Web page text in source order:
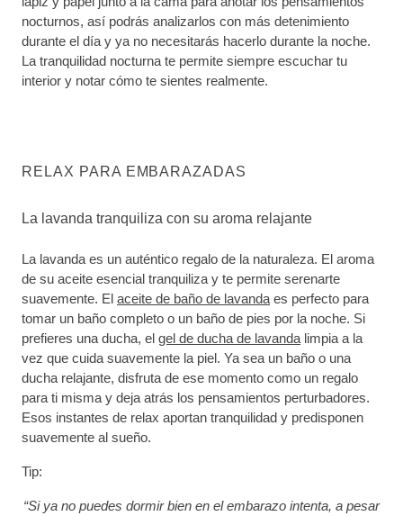
nocturnos, así podrás analizarlos con más detenimiento
durante el día y ya no necesitarás hacerlo durante la noche.
La tranquilidad nocturna te permite siempre escuchar tu
interior y notar cómo te sientes realmente.
RELAX PARA EMBARAZADAS
La lavanda tranquiliza con su aroma relajante
La lavanda es un auténtico regalo de la naturaleza. El aroma
de su aceite esencial tranquiliza y te permite serenarte
suavemente. El aceite de baño de lavanda es perfecto para
tomar un baño completo o un baño de pies por la noche. Si
prefieres una ducha, el gel de ducha de lavanda limpia a la
vez que cuida suavemente la piel. Ya sea un baño o una
ducha relajante, disfruta de ese momento como un regalo
para ti misma y deja atrás los pensamientos perturbadores.
Esos instantes de relax aportan tranquilidad y predisponen
suavemente al sueño.
Tip:
“Si ya no puedes dormir bien en el embarazo intenta, a pesar